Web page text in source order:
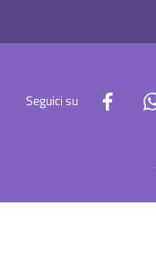
Seguici su